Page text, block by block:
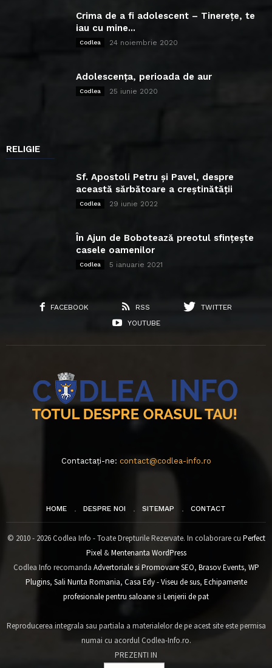
Crima de a fi adolescent – Tinerețe, te
iau cu mine...
Codlea 24 noiembrie 2020
Adolescența, perioada de aur
Codlea 25 iunie 2020
RELIGIE
Sf. Apostoli Petru și Pavel, despre
această sărbătoare a creștinătății
Codlea 29 iunie 2022
În Ajun de Bobotează preotul sfințește
casele oamenilor
Codlea 5 ianuarie 2021
FACEBOOK RSS
TWITTER
YOUTUBE
Contactați-ne: contact@codlea-info.ro
HOME DESPRE NOI SITEMAP CONTACT
© 2010 - 2026 Codlea Info - Toate Drepturile Rezervate. In colaborare cu Perfect
Pixel&Mentenanta WordPress
Codlea Info recomanda Advertoriale si Promovare SEO, Brasov Events, WP
Plugins, Sali Nunta Romania, Casa Edy - Viseu de sus, Echipamente
profesionale pentru saloanesi Lenjerii de pat
Reproducerea integrala sau partiala a materialelor de pe acest site este permisa
numai cu acordul Codlea-Info.ro.
PREZENTI IN